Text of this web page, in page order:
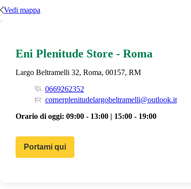
Vedi mappa
Eni Plenitude Store - Roma
Largo Beltramelli 32, Roma, 00157, RM
0669262352
cornerplenitudelargobeltramelli@outlook.it
Orario di oggi: 09:00 - 13:00 | 15:00 - 19:00
Portami qui